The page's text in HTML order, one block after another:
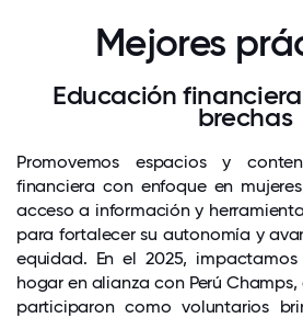
Mejores
Educación
brechas
Promovemos espacios y
financiera con enfoque en
acceso a información y
para fortalecer su autonomía y
equidad. En el 2025,
hogar en alianza con Perú
participaron como voluntarios